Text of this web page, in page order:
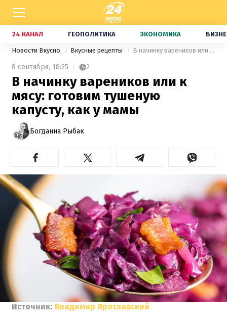
24 КАНАЛ ГЕОПОЛИТИКА ЭКОНОМИКА
Новости Вкусно Вкусные рецепты В начинку вареников или к мясу: готовим тушеную капусту, как у мамы
8 сентября, 18:25 2
В начинку вареников или к
мясу: готовим тушеную
капусту, как у мамы
Богданна Рыбак
Источник: Владимир Ярославский